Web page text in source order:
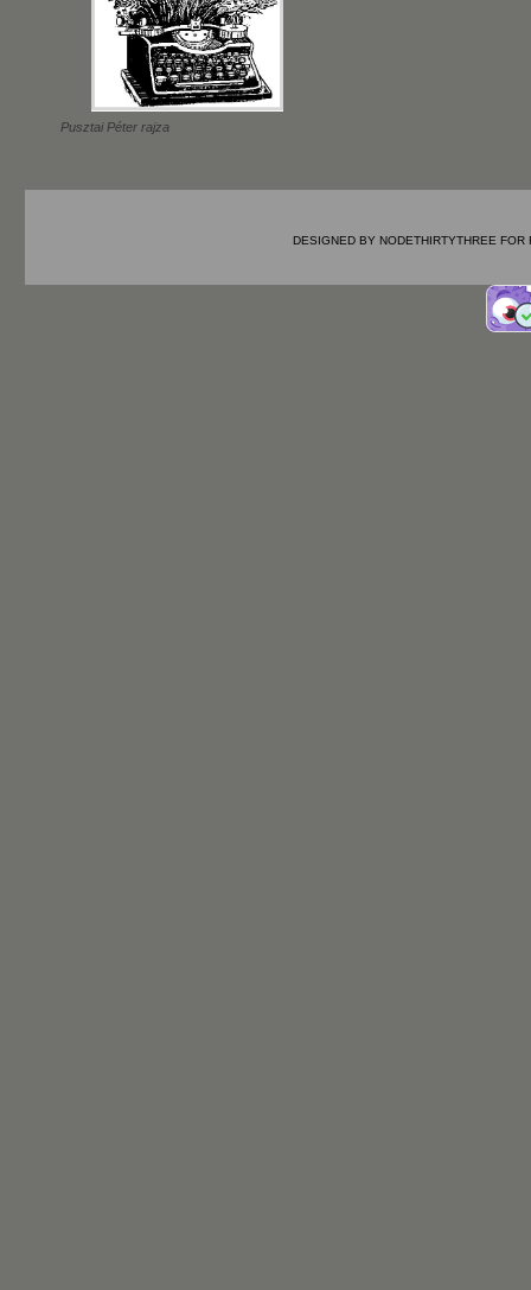
Pusztai Péter rajza
DESIGNED BY NODETHIRTYTHREE FOR